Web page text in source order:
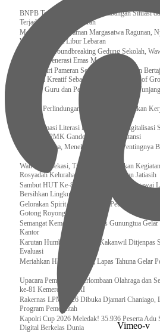
BNPB Terus Memantau Perkembangan Situasi
Terjadi di Beberapa Daerah
Menpar Pastikan Taman Margasatwa Ragunan,
Wisatawan Saat Libur Lebaran
Resmikan Groundbreaking Gedung Sekolah,
Ciptakan Generasi Emas Masa Depan
Menghadiri Pameran Seni Meiro Collection
Ekonomi Kreatif Sebagai The New Engine of
120.067 Guru dan Pengawas PAI Terima
Perkuat Perlindungan KI Kemenkum Sahkan
Transformasi Literasi Keuangan dan Digitalisasi
Kemenko PMK Gandeng Beberapa Intansi
Peduli Sesama, Menekraf Tekankan Pentingnya
Wali Kota Bekasi, Tri Adhianto Lakukan
Rosyadah Kelurahan Jatirasa Kecamatan Jatiasih
Sambut HUT Ke-81 Kemerdekaan RI, Pegawai
Bersihkan Lingkungan Kantor
Gelorakan Spirit Kemerdekaan, Petugas dan
Gotong Royong Kurve Masjid
Semangat Kemerdekaan, Lapas Gunungtua
Kantor
Karutan Humbahas Sambut Kakanwil Ditjenpas
Evaluasi
Meriahkan HUT RI ke-81, Lapas Tahuna Gelar
Upacara Pembukaan Perlombaan Olahraga dan
ke-81 Kemerdekaan RI
Rakernas LPM 2026 Dibuka Djamari
Program Pemerintah
Kapolri Cup 2026 Meledak! 35.936 Peserta
Digital Berkelas Dunia
Vimeo-v